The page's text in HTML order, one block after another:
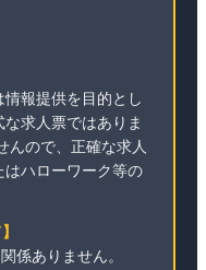
報提供を目的とし
求人票ではありま
んので、正確な求人
ハローワーク等の
係ありません。